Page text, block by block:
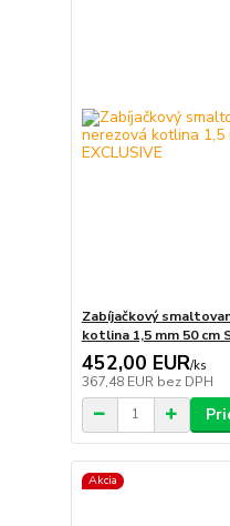
Zabíjačkový
kotlina 1,5 mm 50 cm
452,00 EUR/ks
367,48 EUR bez DPH
Akcia